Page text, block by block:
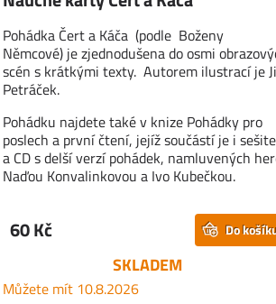
Pohádka Čert a Káča (podle Boženy
Němcové) je zjednodušena do osmi
scén s krátkými texty. Autorem ilustrací je
Petráček.
Pohádku najdete také v knize Pohádky pro
poslech a první čtení, jejíž součástí je i
a CD s delší verzí pohádek, namluvených
Naďou Konvalinkovou a Ivo Kubečkou.
60 Kč Do
SKLADEM
Můžete mít 10.8.2026